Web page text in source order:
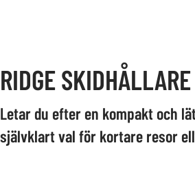
RIDGE
Letar du efter en kompakt och
självklart val för kortare resor